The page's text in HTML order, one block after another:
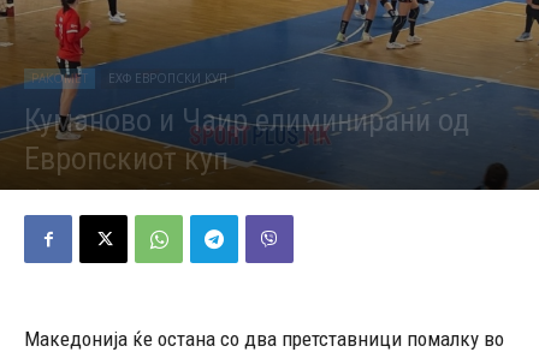
РАКОМЕТ ЕХФ ЕВРОПСКИ КУП
Куманово и Чаир елиминирани од
Европскиот куп
Објавено од Редакција - 04/10/2025 443
Македонија ќе остана со два претставници помалку во